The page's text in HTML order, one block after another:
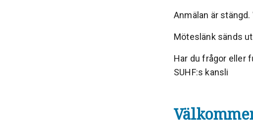
Anmälan är
Möteslänk sänds
Har du frågor eller
SUHF:s kansli